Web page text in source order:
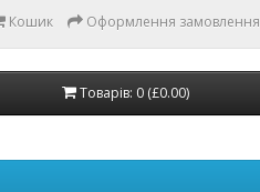
Кошик Оформлення замовлення
Товарів: 0 (£0.00)